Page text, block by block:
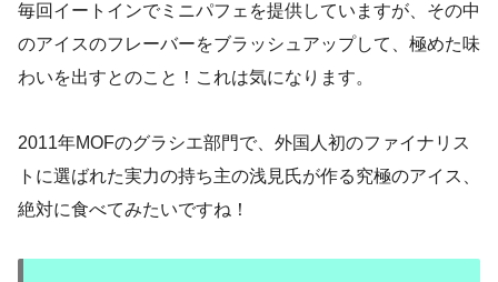
毎回イートインでミニパフェを提供していますが、その中
のアイスのフレーバーをブラッシュアップして、極めた味
わいを出すとのこと！これは気になります。
2011年MOFのグラシエ部門で、外国人初のファイナリス
トに選ばれた実力の持ち主の浅見氏が作る究極のアイス、
絶対に食べてみたいですね！